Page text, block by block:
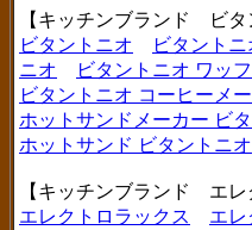
【キッチンブランド ビタ
ビタントニオ
ビタント
ニオ
ビタントニオ ワッ
ビタントニオ コーヒーメ
ホットサンドメーカー ビ
ホットサンド ビタントニオ
【キッチンブランド エレ
エレクトロラックス
エレ